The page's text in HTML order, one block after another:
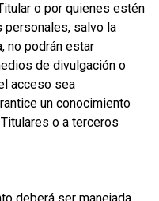
o por quienes estén
personales, salvo la
no podrán estar
de divulgación o
acceso sea
un conocimiento
o a terceros